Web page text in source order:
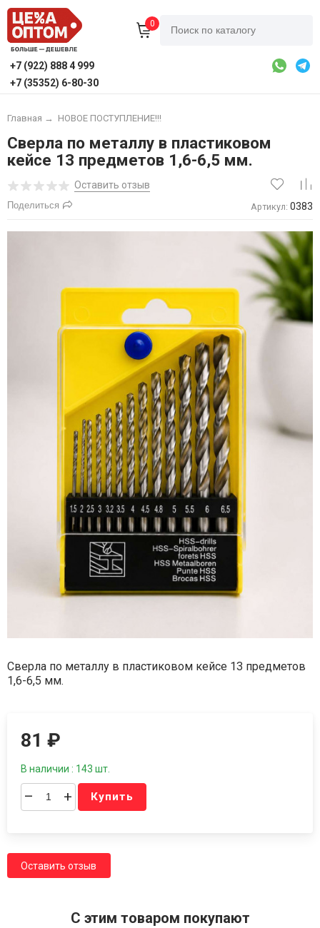
0
+7 (922) 888 4 999
+7 (35352) 6-80-30
Главная → НОВОЕ ПОСТУПЛЕНИЕ!!!
Сверла по металлу в пластиковом
кейсе 13 предметов 1,6-6,5 мм.
Оставить отзыв
Поделиться Артикул: 0383
Сверла по металлу в пластиковом кейсе 13 предметов
1,6-6,5 мм.
81₽
В наличии : 143 шт.
– + Купить
Оставить отзыв
C этим товаром покупают